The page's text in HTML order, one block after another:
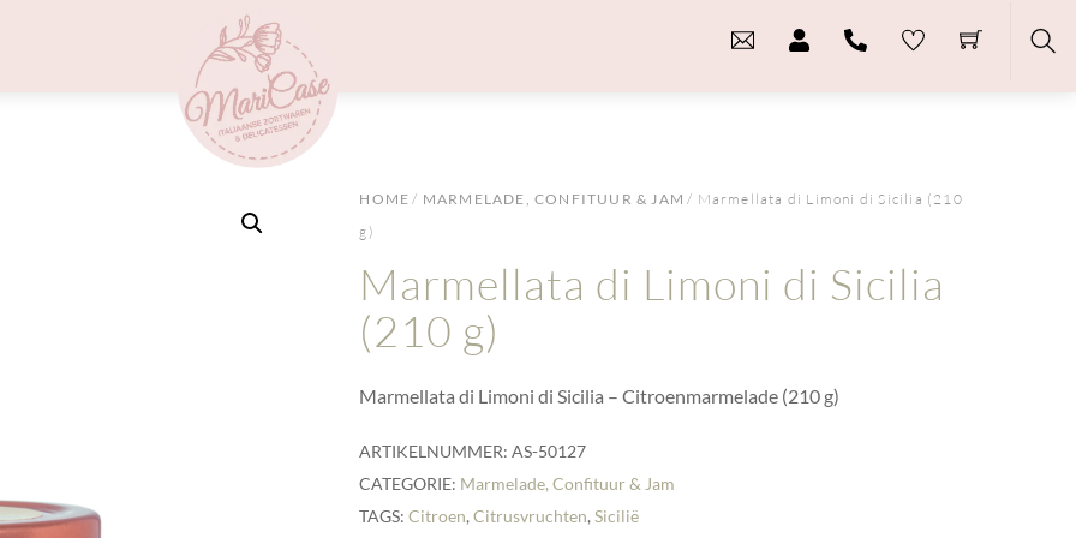
Menu
HOME / MARMELADE, CONFITUUR & JAM / Marmellata di Limoni di Sicilia (210
g)
Marmellata di Limoni di Sicilia
(210 g)
Marmellata di Limoni di Sicilia – Citroenmarmelade (210 g)
ARTIKELNUMMER:AS-50127
CATEGORIE: Marmelade, Confituur & Jam
TAGS:Citroen,Citrusvruchten,Sicilië